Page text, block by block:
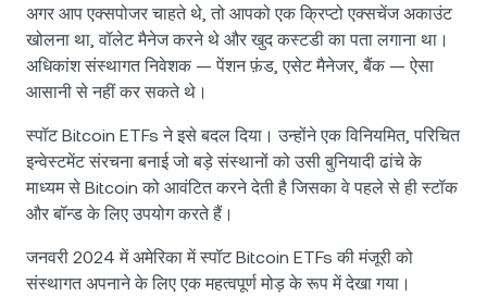
अगर आप एक्सपोजर चाहते थे, तो आपको एक क्रिप्टो एक्सचेंज अकाउंट
खोलना था, वॉलेट मैनेज करने थे और खुद कस्टडी का पता लगाना था।
अधिकांश संस्थागत निवेशक — पेंशन फ़ंड, एसेट मैनेजर, बैंक — ऐसा
आसानी से नहीं कर सकते थे।
स्पॉट Bitcoin ETFs ने इसे बदल दिया। उन्होंने एक विनियमित, परिचित
इन्वेस्टमेंट संरचना बनाई जो बड़े संस्थानों को उसी बुनियादी ढांचे के
माध्यम से Bitcoin को आवंटित करने देती है जिसका वे पहले से ही स्टॉक
और बॉन्ड के लिए उपयोग करते हैं।
जनवरी 2024 में अमेरिका में स्पॉट Bitcoin ETFs की मंजूरी को
संस्थागत अपनाने के लिए एक महत्वपूर्ण मोड़ के रूप में देखा गया।